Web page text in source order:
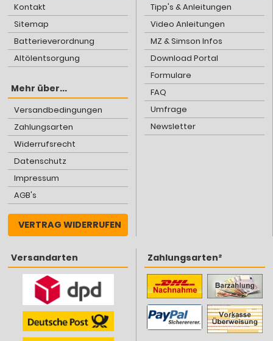
Kontakt
Sitemap
Batterieverordnung
Altölentsorgung
Mehr über...
Versandbedingungen
Zahlungsarten
Widerrufsrecht
Datenschutz
Impressum
AGB's
VERTRAG WIDERRUFEN
Tipp's & Anleitungen
Video Anleitungen
MZ & Simson Infos
Download Portal
Formulare
FAQ
Umfrage
Newsletter
Versandarten Zahlungsarten²